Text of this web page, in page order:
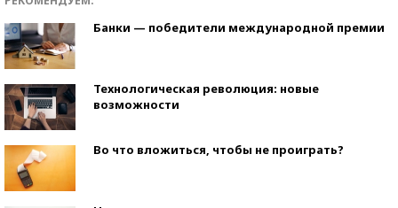
Банки — победители международной премии
Технологическая революция: новые
возможности
Во что вложиться, чтобы не проиграть?